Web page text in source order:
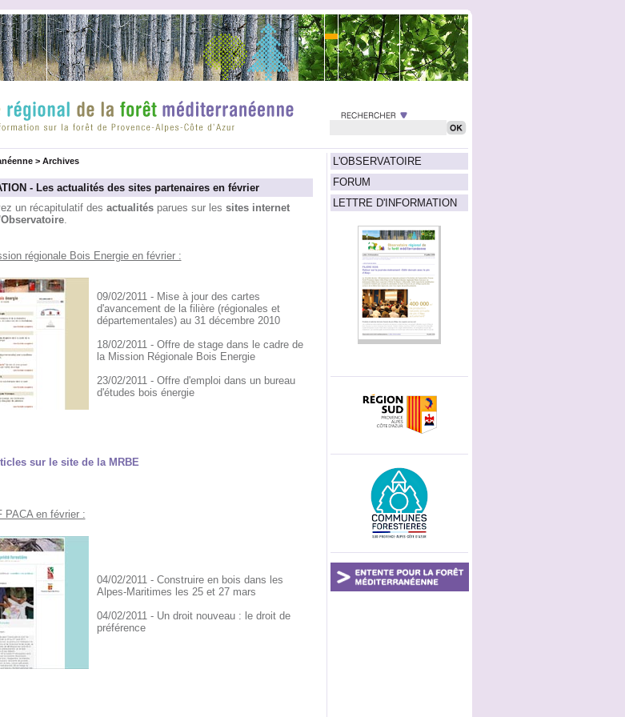
L'OBSERVATOIRE
FORUM
LETTRE D'INFORMATION
> Archives
- Les actualités des sites partenaires en février
un récapitulatif des actualitésparues sur les sites internet
.
régionale Bois Energie en février :
09/02/2011 - Mise à jour des cartes
d'avancement de la filière (régionales et
départementales) au 31 décembre 2010
18/02/2011 - Offre de stage dans le cadre de
la Mission Régionale Bois Energie
23/02/2011 - Offre d'emploi dans un bureau
d'études bois énergie
sur le site de la MRBE
PACA en février :
04/02/2011 - Construire en bois dans les
Alpes-Maritimes les 25 et 27 mars
04/02/2011 - Un droit nouveau : le droit de
préférence